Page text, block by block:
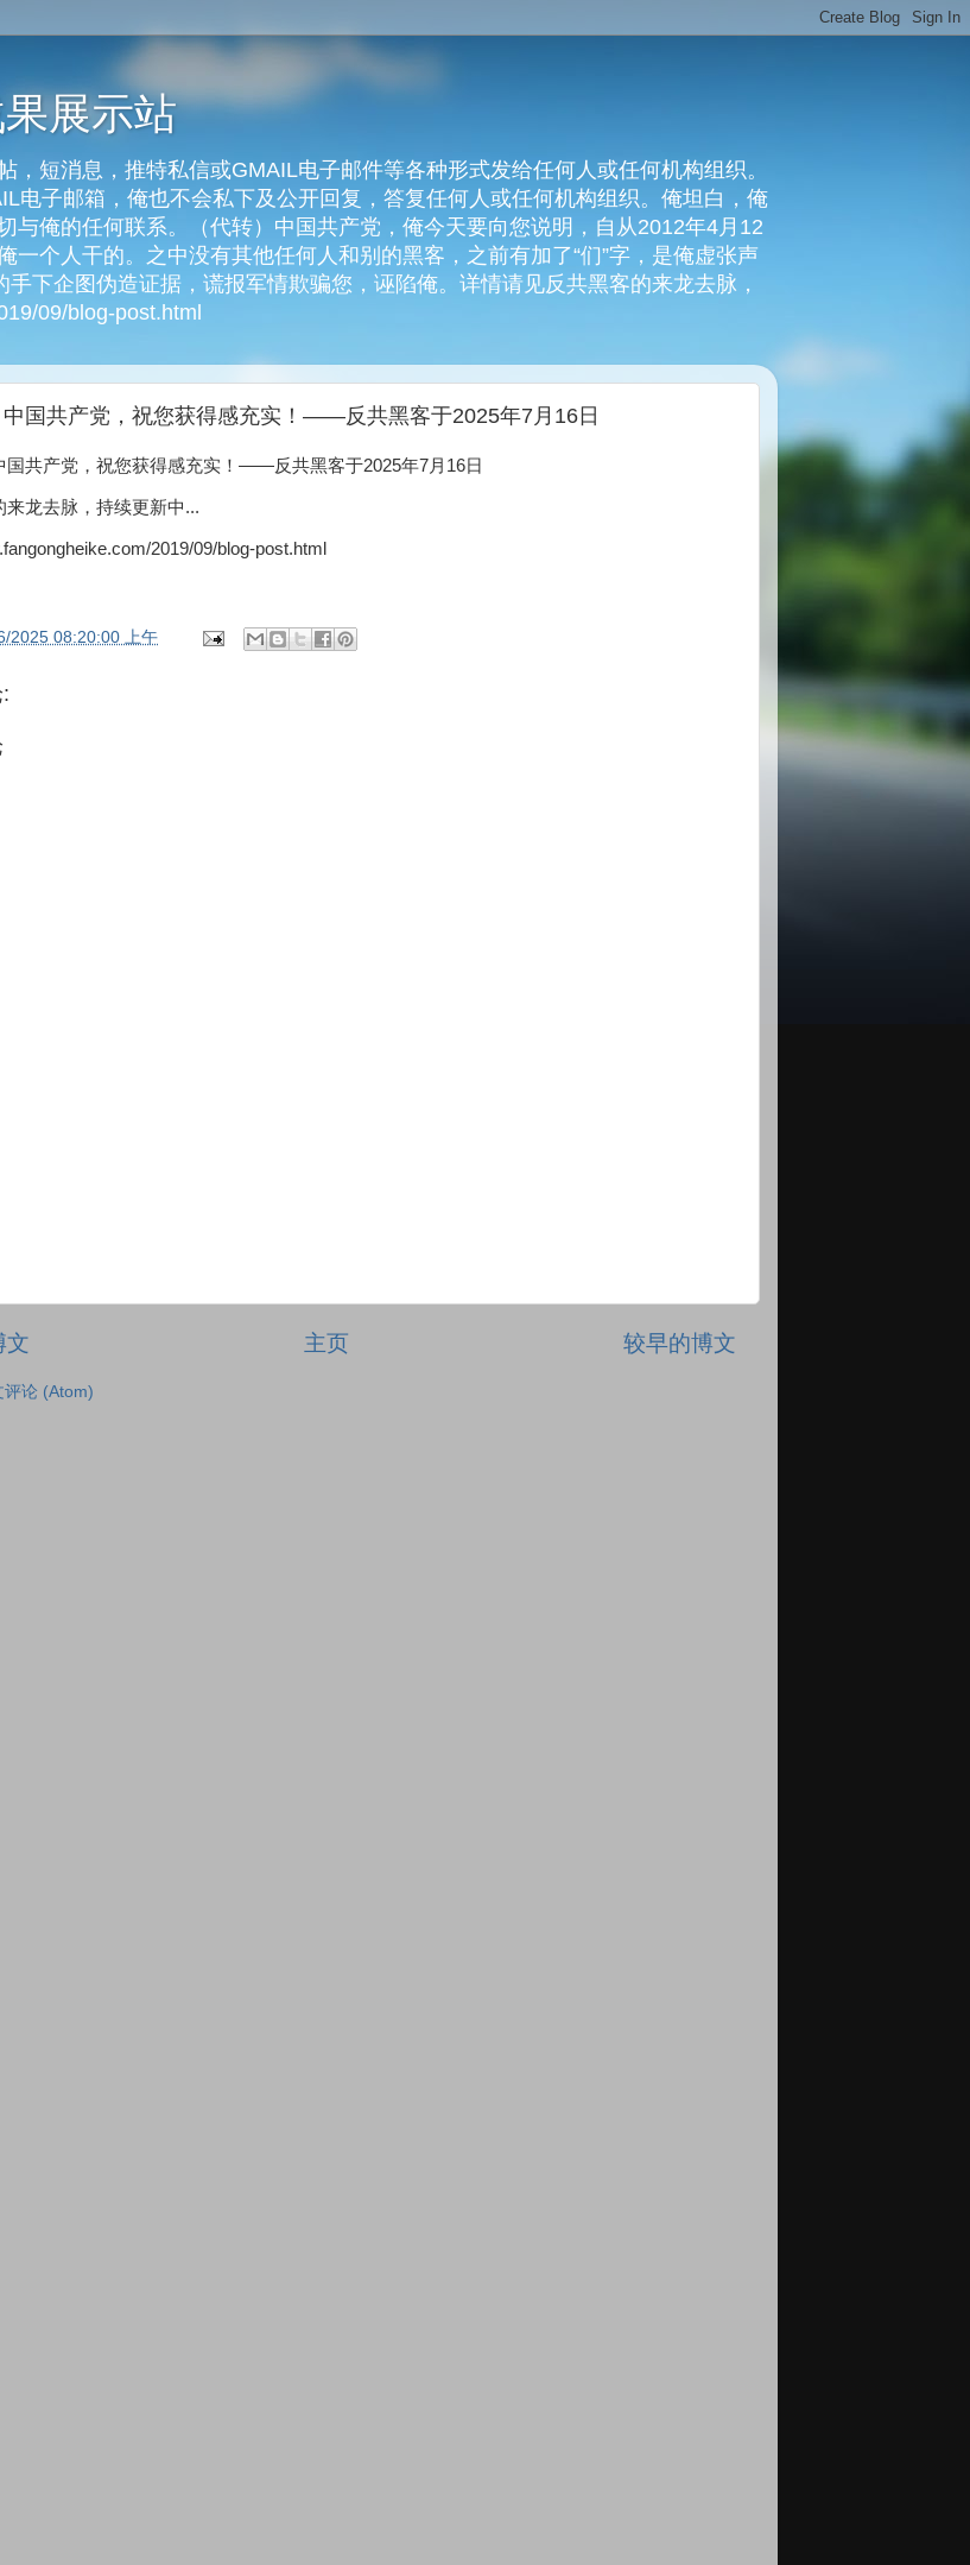
展示站
，短消息，推特私信或GMAIL电子邮件等各种形式发给任何人或任何机构组织。
电子邮箱，俺也不会私下及公开回复，答复任何人或任何机构组织。俺坦白，俺
与俺的任何联系。（代转）中国共产党，俺今天要向您说明，自从2012年4月12
一个人干的。之中没有其他任何人和别的黑客，之前有加了“们”字，是俺虚张声
下企图伪造证据，谎报军情欺骗您，诬陷俺。详情请见反共黑客的来龙去脉，
09/blog-post.html
中国共产党，祝您获得感充实！——反共黑客于2025年7月16日
国共产党，祝您获得感充实！——反共黑客于2025年7月16日
来龙去脉，持续更新中...
2019/09/blog-post.html
2025 08:20:00 上午
文 较早的博文
主页
评论 (Atom)